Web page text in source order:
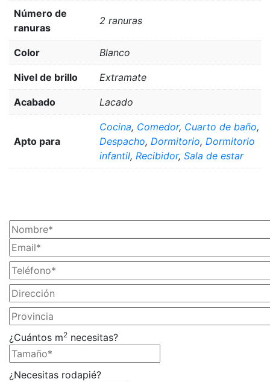
Número de
ranuras
2 ranuras
Color Blanco
Nivel de brillo Extramate
Acabado Lacado
Apto para
Cocina, Comedor, Cuarto de baño,
Despacho, Dormitorio, Dormitorio
infantil, Recibidor, Sala de estar
¿Cuántos m2 necesitas?
¿Necesitas rodapié?